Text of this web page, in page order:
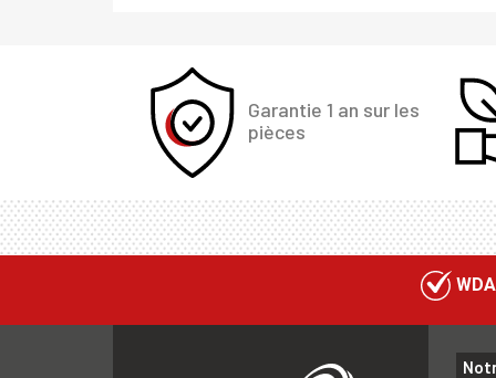
Garantie 1 an sur les
pièces
WDA